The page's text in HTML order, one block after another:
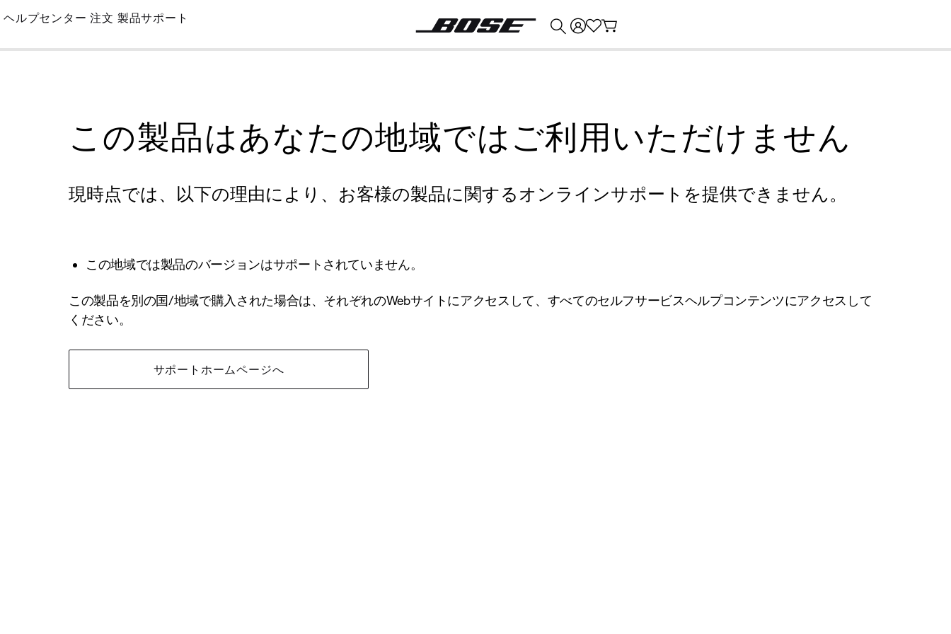
Skip
Main
ヘルプセンター 注文 製品サポート
この製品はあなたの地域ではご利用いただけません
現時点では、以下の理由により、お客様の製品に関するオンラインサポートを提供できません。
この地域では製品のバージョンはサポートされていません。
この製品を別の国/地域で購入された場合は、それぞれのWebサイトにアクセスして、すべてのセルフサービスヘルプコンテンツにアクセスして
ください。
サポートホームページへ